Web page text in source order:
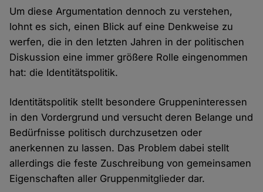
Um diese Argumentation dennoch zu verstehen,
lohnt es sich, einen Blick auf eine Denkweise zu
werfen, die in den letzten Jahren in der politischen
Diskussion eine immer größere Rolle eingenommen
hat: die Identitätspolitik.
Identitätspolitik stellt besondere Gruppeninteressen
in den Vordergrund und versucht deren Belange und
Bedürfnisse politisch durchzusetzen oder
anerkennen zu lassen. Das Problem dabei stellt
allerdings die feste Zuschreibung von gemeinsamen
Eigenschaften aller Gruppenmitglieder dar.